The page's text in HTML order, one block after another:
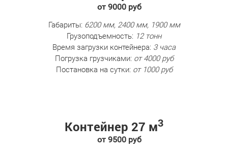
от 9000 руб
Габариты: 6200 мм, 2400 мм, 1900 мм
Грузоподъемность: 12 тонн
Время загрузки контейнера: 3 часа
Погрузка грузчиками: от 4000 руб
Постановка на сутки: от 1000 руб
Контейнер 27 м3
от 9500 руб